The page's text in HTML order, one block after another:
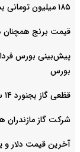
۱۸۵ میلیون تومانی بسته شد
قیمت برنج همچنان در کانال ۴۵۰ تا
بورس
قظعی گاز بجنورد ۱۴ ساعته خواهد بود
شرکت گاز مازندران
آخرین قیمت دلار و یورو و